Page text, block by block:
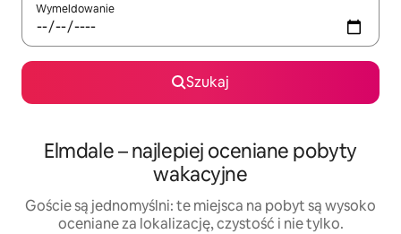
Wymeldowanie
Szukaj
Elmdale – najlepiej oceniane pobyty
wakacyjne
Goście są jednomyślni: te miejsca na pobyt są wysoko
oceniane za lokalizację, czystość i nie tylko.